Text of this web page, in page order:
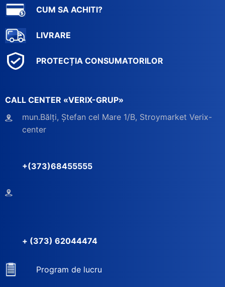
CALL CENTER «VERIX-GRUP»
mun.Bălți, Ștefan cel Mare 1/B, Stroymarket Verix-
center
+(373)68455555
+ (373) 62044474
CUM SA ACHITI?
LIVRARE
PROTECȚIA CONSUMATORILOR
Program de lucru